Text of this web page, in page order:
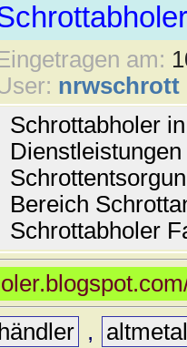
am:
nrwschrott
Schrottabholer
Bereich
Schrottabholer
,